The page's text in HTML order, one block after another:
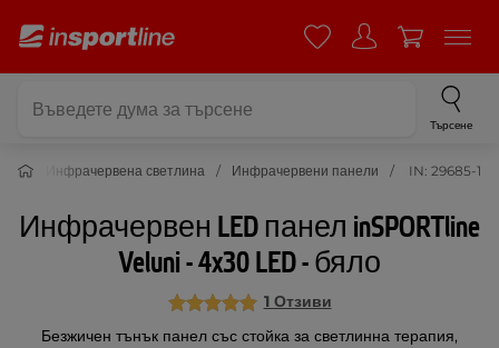
Търсене
Инфрачервена светлина Инфрачервени панели IN: 29685-1
Инфрачервен LED панел inSPORTline
Veluni - 4x30 LED - бяло
1 Отзиви
Безжичен тънък панел със стойка за светлинна терапия,